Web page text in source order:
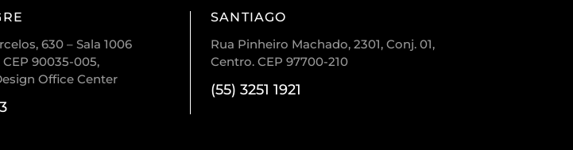
630 – Sala 1006
90035-005,
Office Center
SANTIAGO
Rua Pinheiro Machado, 2301, Conj. 01,
Centro. CEP 97700-210
(55) 3251 1921